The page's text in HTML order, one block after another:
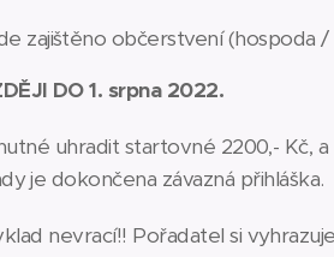
zajištěno občerstvení (hospoda
DO 1. srpna 2022.
uhradit startovné 2200,- Kč,
je dokončena závazná přihláška.
nevrací!! Pořadatel si